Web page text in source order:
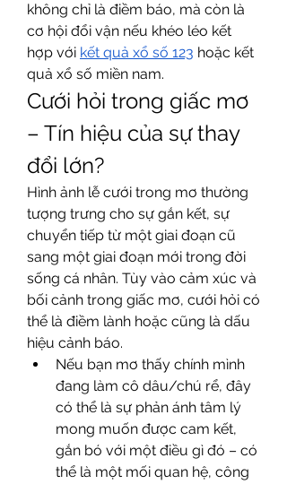
không chỉ là điềm báo, mà còn là
cơ hội đổi vận nếu khéo léo kết
hợp với kết quả xổ số 123 hoặc kết
quả xổ số miền nam.
Cưới hỏi trong giấc mơ
– Tín hiệu của sự thay
đổi lớn?
Hình ảnh lễ cưới trong mơ thường
tượng trưng cho sự gắn kết, sự
chuyển tiếp từ một giai đoạn cũ
sang một giai đoạn mới trong đời
sống cá nhân. Tùy vào cảm xúc và
bối cảnh trong giấc mơ, cưới hỏi có
thể là điềm lành hoặc cũng là dấu
hiệu cảnh báo.
Nếu bạn mơ thấy chính mình
đang làm cô dâu/chú rể, đây
có thể là sự phản ánh tâm lý
mong muốn được cam kết,
gắn bó với một điều gì đó – có
thể là một mối quan hệ, công